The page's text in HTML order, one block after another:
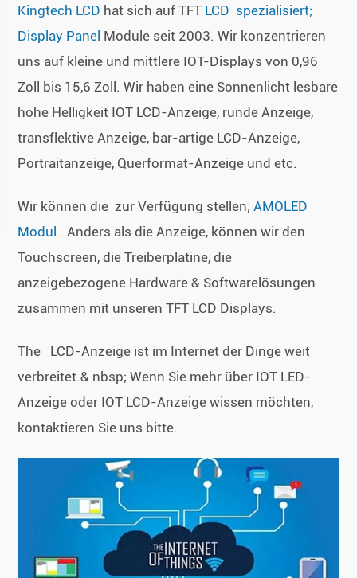
Kingtech LCD hat sich auf TFT LCD spezialisiert;
Display Panel Module seit 2003. Wir konzentrieren
uns auf kleine und mittlere IOT-Displays von 0,96
Zoll bis 15,6 Zoll. Wir haben eine Sonnenlicht lesbare
hohe Helligkeit IOT LCD-Anzeige, runde Anzeige,
transflektive Anzeige, bar-artige LCD-Anzeige,
Portraitanzeige, Querformat-Anzeige und etc.
Wir können die zur Verfügung stellen;AMOLED
Modul . Anders als die Anzeige, können wir den
Touchscreen, die Treiberplatine, die
anzeigebezogene Hardware & Softwarelösungen
zusammen mit unseren TFT LCD Displays.
The LCD-Anzeige ist im Internet der Dinge weit
verbreitet.& nbsp; Wenn Sie mehr über IOT LED-
Anzeige oder IOT LCD-Anzeige wissen möchten,
kontaktieren Sie uns bitte.